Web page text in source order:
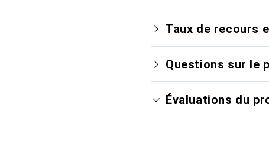
Taux de recours
Questions sur le
Évaluations du